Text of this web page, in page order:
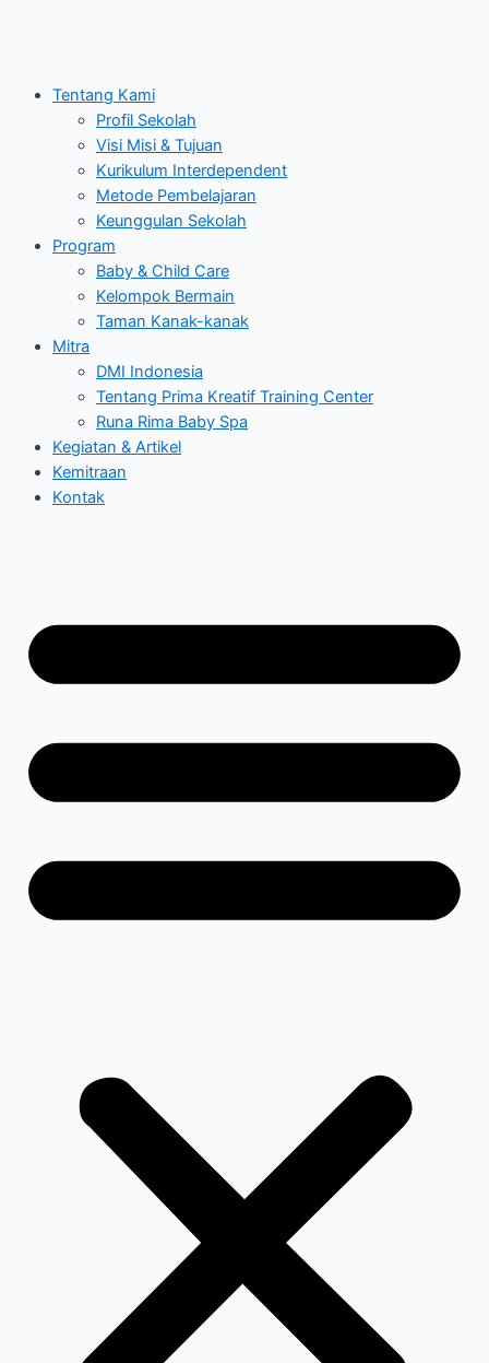
Tentang Kami
Profil Sekolah
Visi Misi & Tujuan
Kurikulum Interdependent
Metode Pembelajaran
Keunggulan Sekolah
Program
Baby & Child Care
Kelompok Bermain
Taman Kanak-kanak
Mitra
DMI Indonesia
Tentang Prima Kreatif Training Center
Runa Rima Baby Spa
Kegiatan & Artikel
Kemitraan
Kontak